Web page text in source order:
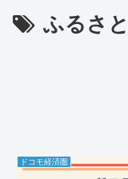
ふるさ
ドコモ経済圏